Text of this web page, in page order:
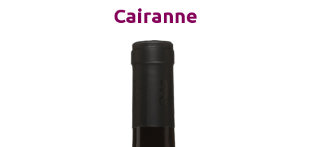
Cairanne